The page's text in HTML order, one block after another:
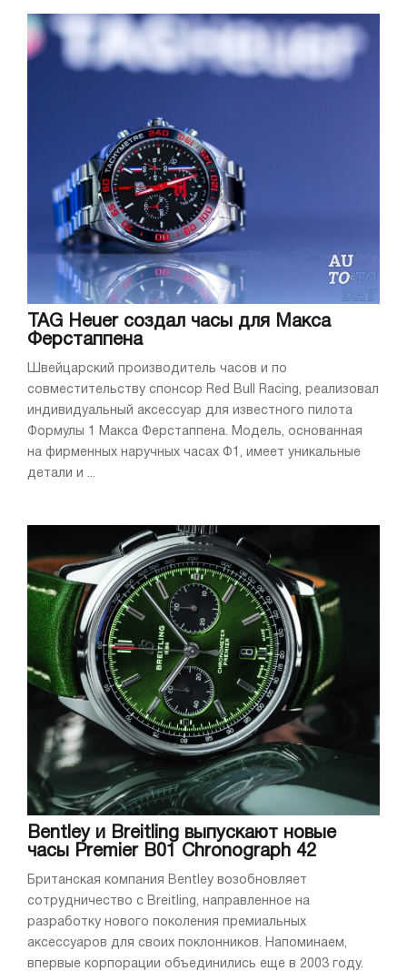
TAG Heuer создал часы для Макса
Ферстаппена
Швейцарский производитель часов и по
совместительству спонсор Red Bull Racing, реализовал
индивидуальный аксессуар для известного пилота
Формулы 1 Макса Ферстаппена. Модель, основанная
на фирменных наручных часах Ф1, имеет уникальные
детали и ...
Bentley и Breitling выпускают новые
часы Premier B01 Chronograph 42
Британская компания Bentley возобновляет
сотрудничество с Breitling, направленное на
разработку нового поколения премиальных
аксессуаров для своих поклонников. Напоминаем,
впервые корпорации объединились еще в 2003 году.